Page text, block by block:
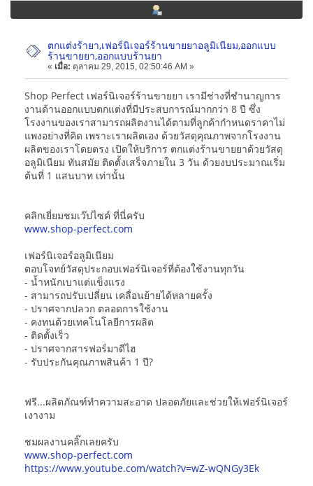
ตกแต่งร้ายา,เฟอร์นิเจอร์ร้านขายยาอลูมิเนียม,ออกแบบ
ร้านขายยา,ออกแบบร้านยา
« เมื่อ: ตุลาคม 29, 2015, 02:50:46 AM »
Shop Perfect เฟอร์นิเจอร์ร้านขายยา เรามีช่างที่ชำนาญการ
งานด้านออกแบบตกแต่งที่มีประสบการณ์มากกว่า 8 ปี ซึ่ง
โรงงานของเราสามารถผลิตงานได้ตามที่ลูกค้ากำหนดราคาไม่
แพงอย่างที่คิด เพราะเราผลิตเอง ด้วยวัสดุคุณภาพจากโรงงาน
ผลิตของเราโดยตรง เปิดให้บริการ ตกแต่งร้านขายยาด้วยวัสดุ
อลูมิเนียม ทันสมัย ติดตั้งเสร็จภายใน 3 วัน ด้วยงบประมาณเริ่ม
ต้นที่ 1 แสนบาท เท่านั้น
คลิกเยี่ยมชมเว๊ปไซค์ ที่นี่ครับ
www.shop-perfect.com
เฟอร์นิเจอร์อลูมิเนียม
ตอบโจทย์วัสดุประกอบเฟอร์นิเจอร์ที่ต้องใช้งานทุกวัน
- น้ำหนักเบาแต่แข็งแรง
- สามารถปรับเปลี่ยน เคลื่อนย้ายได้หลายครั้ง
- ปราศจากปลวก ตลอดการใช้งาน
- คงทนด้วยเทคโนโลยีการผลิต
- ติดตั้งเร็ว
- ปราศจากสารฟอร์มาดีไฮ
- รับประกันคุณภาพสินค้า 1 ปี?
ฟรี...ผลิตภัณฑ์ทำความสะอาด ปลอดภัยและช่วยให้เฟอร์นิเจอร์
เงางาม
ชมผลงานคลิ๊กเลยครับ
www.shop-perfect.com
https://www.youtube.com/watch?v=wZ-wQNGy3Ek